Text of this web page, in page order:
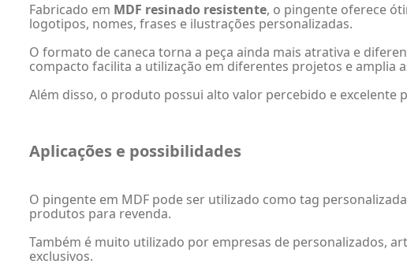
Fabricado em MDF resinado resistente, o pingente oferece
logotipos, nomes, frases e ilustrações personalizadas.
O formato de caneca torna a peça ainda mais atrativa e
compacto facilita a utilização em diferentes projetos e amplia
Além disso, o produto possui alto valor percebido e excelente
Aplicações e possibilidades
O pingente em MDF pode ser utilizado como tag
produtos para revenda.
Também é muito utilizado por empresas de personalizados,
exclusivos.